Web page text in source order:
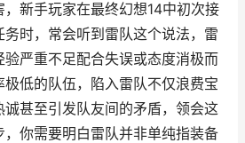
新手玩家在最终幻想14中初次接
时，常会听到雷队这个说法，雷
验严重不足配合失误或态度消极而
低的队伍，陷入雷队不仅浪费宝
甚至引发队友间的矛盾，领会这
你需要明白雷队并非单纯指装备